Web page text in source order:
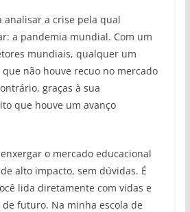
analisar a crise pela qual
a pandemia mundial. Com um
mundiais, qualquer um
não houve recuo no mercado
graças à sua
que houve um avanço
o mercado educacional
alto impacto, sem dúvidas. É
lida diretamente com vidas e
futuro. Na minha escola de